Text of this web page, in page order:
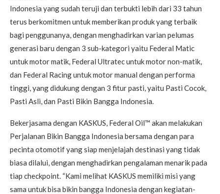
Indonesia yang sudah teruji dan terbukti lebih dari 33 tahun
terus berkomitmen untuk memberikan produk yang terbaik
bagi penggunanya, dengan menghadirkan varian pelumas
generasi baru dengan 3 sub-kategori yaitu Federal Matic
untuk motor matik, Federal Ultratec untuk motor non-matik,
dan Federal Racing untuk motor manual dengan performa
tinggi, yang didukung dengan 3 fitur pasti, yaitu Pasti Cocok,
Pasti Asli, dan Pasti Bikin Bangga Indonesia.
Bekerjasama dengan KASKUS, Federal Oil™ akan melakukan
Perjalanan Bikin Bangga Indonesia bersama dengan para
pecinta otomotif yang siap menjelajah destinasi yang tidak
biasa dilalui, dengan menghadirkan pengalaman menarik pada
tiap checkpoint. “Kami melihat KASKUS memiliki misi yang
sama untuk bisa bikin bangga Indonesia dengan kegiatan-